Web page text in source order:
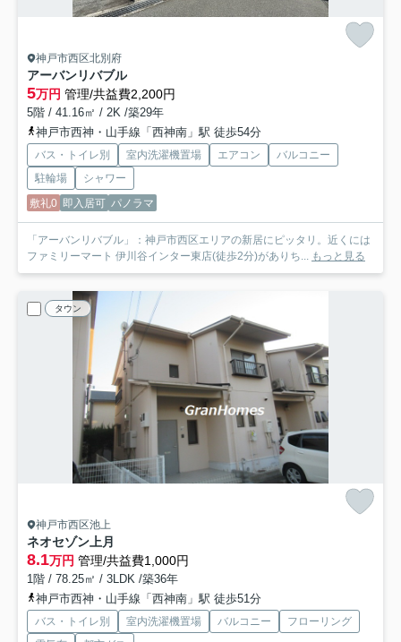
神戸市西区北別府
アーバンリバブル
5万円 管理/共益費2,200円
5階 / 41.16㎡ / 2K /築29年
神戸市西神・山手線「西神南」駅 徒歩54分
バス・トイレ別 室内洗濯機置場 エアコン
バルコニー
駐輪場
シャワー
敷礼0 即入居可 パノラマ
「アーバンリバブル」：神戸市西区エリアの新居にピッタリ。近くには
ファミリーマート 伊川谷インター東店(徒歩2分)がありち... もっと見る
タウン
神戸市西区池上
ネオセゾン上月
8.1万円 管理/共益費1,000円
1階 / 78.25㎡ / 3LDK /築36年
神戸市西神・山手線「西神南」駅 徒歩51分
バス・トイレ別 室内洗濯機置場 バルコニー
フローリング